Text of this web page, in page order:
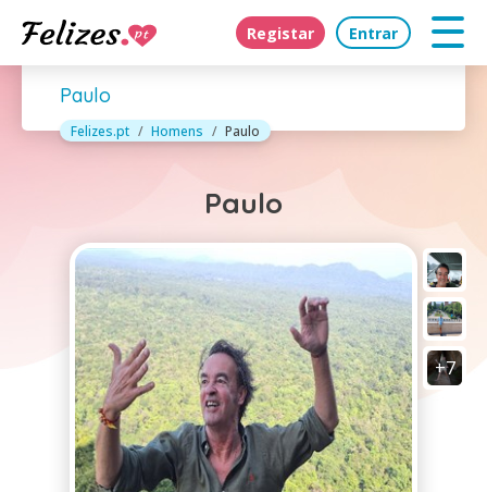
Registar Entrar
Paulo
Felizes.pt Homens Paulo
Paulo
+7